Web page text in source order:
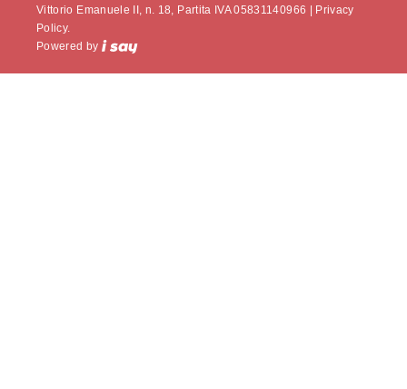
Vittorio Emanuele II, n. 18, Partita IVA 05831140966 |
Privacy
Policy.
Powered by